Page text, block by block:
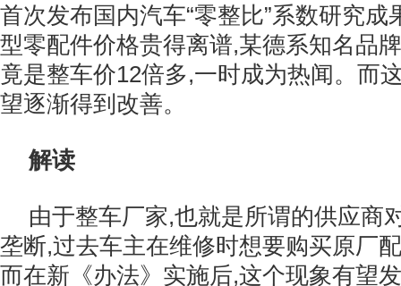
首次发布国内汽车“零整比”系数研究成
型零配件价格贵得离谱,某德系知名品
竟是整车价12倍多,一时成为热闻。而
望逐渐得到改善。
解读
由于整车厂家,也就是所谓的供应商
垄断,过去车主在维修时想要购买原厂
而在新《办法》实施后,这个现象有望